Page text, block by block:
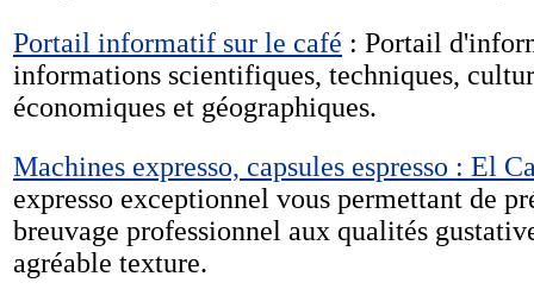
Portail informatif sur le café : Portail
informations scientifiques, techniques,
économiques et géographiques.
Machines expresso, capsules espresso : El
expresso exceptionnel vous permettant de
breuvage professionnel aux qualités
agréable texture.